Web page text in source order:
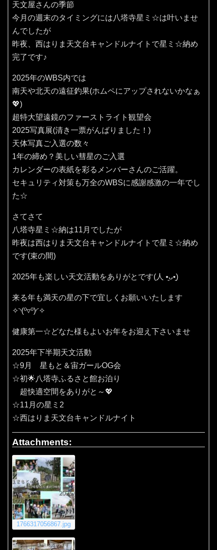
天文屋さんの季節
今月の週末のタイミングには八塔寺星ミ☆は叶いませ
んでしたが
昨夜、西はりま天文台キャンドルナイトで星ミ☆納め
完了です♪
2025年のWBS内では
南天や北天の遠征釣果(ホムペにアップされないかなぁ
💖)
超特大望遠鏡のファーストライト観望会
2025写真展(清き一票がんばりました！)
天体写真ご入選の数々
1年の締め？美しい彗星のご入選
カレンダーの表紙を彩るメンバーさんのご活躍。
セキュリティ対策も万全のWBSに感謝感激の一年でし
た☆
さてさて
八塔寺星ミ☆納は11月でしたが
昨夜は西はりま天文台キャンドルナイトで星ミ☆納め
です(束の間)
2025年も楽しい天文活動をありがとです(⁠人⁠ ⁠•͈⁠ᴗ⁠•͈⁠)
来る年も満天の星の下で宜しくお願いいたします
✧⁠◝⁠(⁠⁰⁠▿⁠⁰⁠)⁠◜⁠✧
健康第一☆どなた様もよいお年をお迎え下さいませ
2025年下半期天文活動
☆9月 星もと＆宙ガールOG会
☆初🌟八塔寺ふるさと館お泊り
超快適空間をありがと～💖
☆11月の星ミ2
☆西はりま天文台キャンドルナイト
Attachments:
1766317056867.jpg